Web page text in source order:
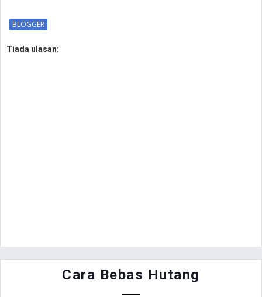
BLOGGER
Tiada ulasan:
Cara Bebas Hutang